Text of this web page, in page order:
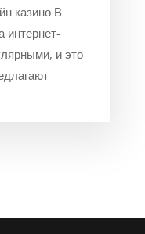
казино В
интернет-
и это